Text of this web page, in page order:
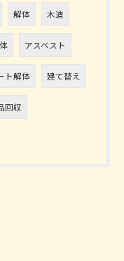
解体 木造
アスベスト
ト解体 建て替え
回収